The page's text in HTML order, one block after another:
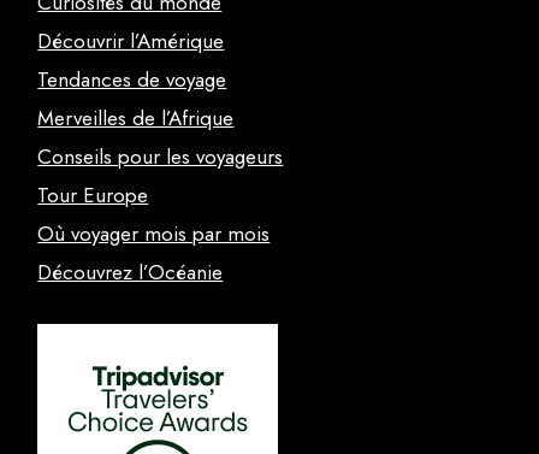
Découvrir l’Amérique
Tendances de voyage
Merveilles de l’Afrique
Conseils pour les voyageurs
Tour Europe
Où voyager mois par mois
Découvrez l’Océanie